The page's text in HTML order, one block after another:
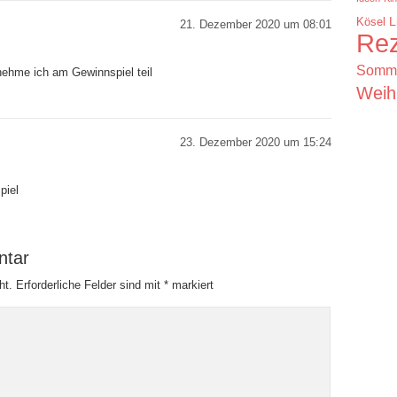
21. Dezember 2020 um 08:01
ich am Gewinnspiel teil
23. Dezember 2020 um 15:24
Erforderliche Felder sind mit * markiert
Kösel